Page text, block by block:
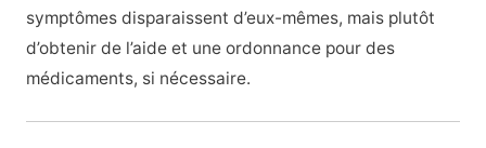
symptômes disparaissent d’eux-mêmes, mais plutôt
d’obtenir de l’aide et une ordonnance pour des
médicaments, si nécessaire.